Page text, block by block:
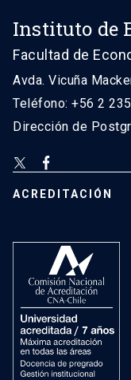
Instituto de
Facultad de
Avda. Vicuña
Teléfono: +56 2
Dirección de
ACREDITACIÓN